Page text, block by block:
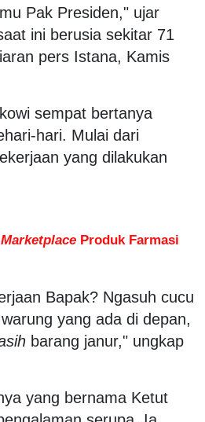
Pak Presiden," ujar
ini berusia sekitar 71
pers Istana, Kamis
sempat bertanya
hari. Mulai dari
yang dilakukan
Marketplace Produk Farmasi
Bapak? Ngasuh cucu
yang ada di depan,
barang janur," ungkap
yang bernama Ketut